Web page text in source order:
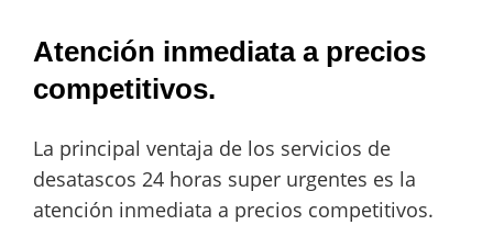
Atención inmediata a precios
competitivos.
La principal ventaja de los servicios de
desatascos 24 horas super urgentes es la
atención inmediata a precios competitivos.